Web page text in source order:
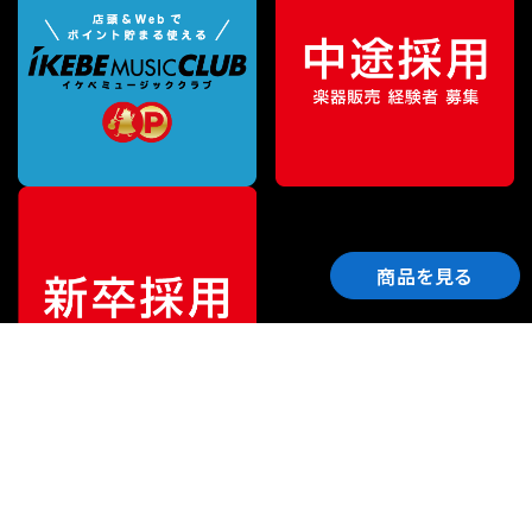
商品を見る